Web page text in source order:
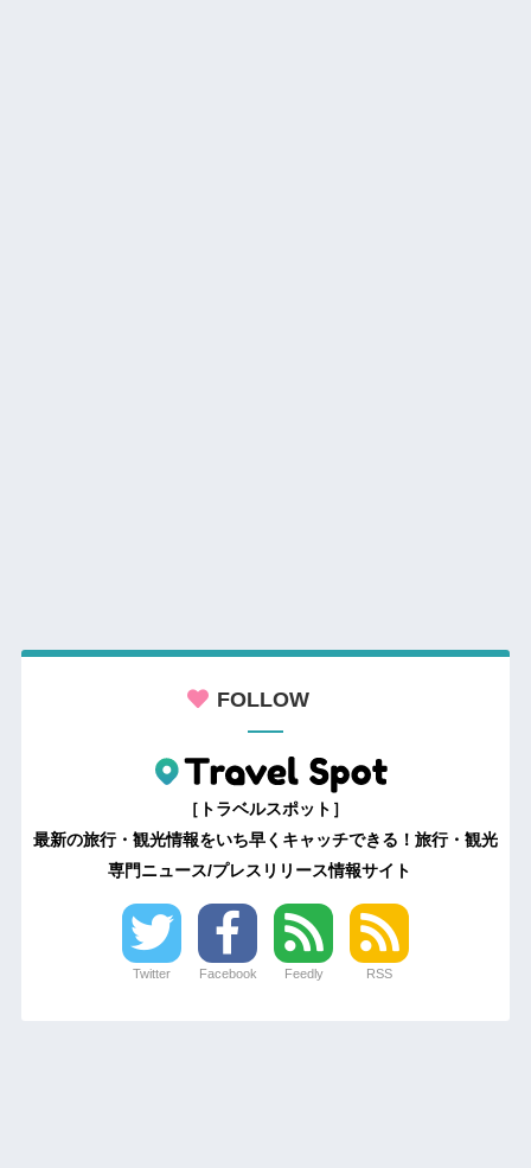
FOLLOW
［トラベルスポット］
最新の旅行・観光情報をいち早くキャッチできる！旅行・観光
専門ニュース/プレスリリース情報サイト
Twitter Facebook Feedly RSS